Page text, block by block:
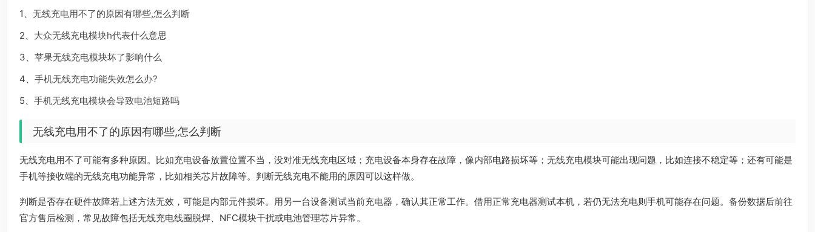
1、 无线充电用不了的原因有哪些,怎么判断
2、 大众无线充电模块h代表什么意思
3、 苹果无线充电模块坏了影响什么
4、 手机无线充电功能失效怎么办?
5、 手机无线充电模块会导致电池短路吗
无线充电用不了的原因有哪些,怎么判断
无线充电用不了可能有多种原因。比如充电设备放置位置不当，没对准无线充电区域；充电设备本身存在故障，像内部电路损坏等；无线充电模块可能出现问题，比如连接不稳定等；还有可能是
手机等接收端的无线充电功能异常，比如相关芯片故障等。判断无线充电不能用的原因可以这样做。
判断是否存在硬件故障若上述方法无效，可能是内部元件损坏。用另一台设备测试当前充电器，确认其正常工作。借用正常充电器测试本机，若仍无法充电则手机可能存在问题。备份数据后前往
官方售后检测，常见故障包括无线充电线圈脱焊、NFC模块干扰或电池管理芯片异常。